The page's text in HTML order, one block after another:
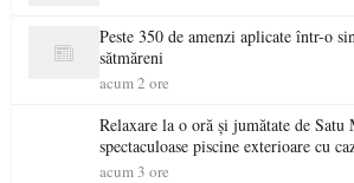
Peste 350 de amenzi aplicate într-o
sătmăreni
acum 2 ore
Relaxare la o oră și jumătate de Satu
spectaculoase piscine exterioare cu
ideale pentru o escapadă de vară
acum 3 ore